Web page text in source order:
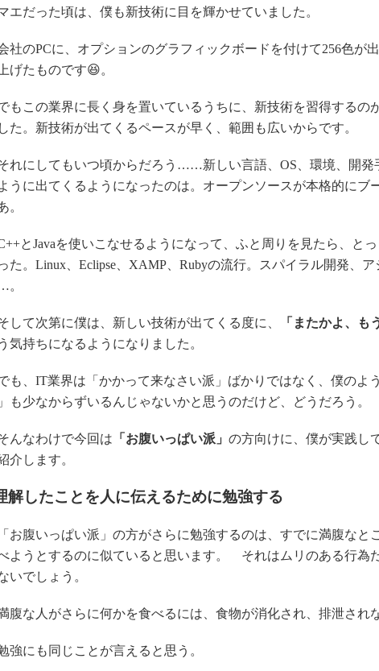
エだった頃は、僕も新技術に目を輝かせていました。
社のPCに、オプションのグラフィックボードを付けて256色が
げたものです😆。
もこの業界に長く身を置いているうちに、新技術を習得するの
た。新技術が出てくるペースが早く、範囲も広いからです。
れにしてもいつ頃からだろう……新しい言語、OS、環境、開発
うに出てくるようになったのは。オープンソースが本格的にブ
。
とJavaを使いこなせるようになって、ふと周りを見たら、と
た。Linux、Eclipse、XAMP、Rubyの流行。スパイラル開発、ア
して次第に僕は、新しい技術が出てくる度に、 「またかよ、も
気持ちになるようになりました。
も、IT業界は「かかって来なさい派」ばかりではなく、僕のよ
も少なからずいるんじゃないかと思うのだけど、どうだろう。
んなわけで今回は 「お腹いっぱい派」 の方向けに、僕が実践し
介します。
解したことを人に伝えるために勉強する
お腹いっぱい派」の方がさらに勉強するのは、すでに満腹なと
ようとするのに似ていると思います。 それはムリのある行為
いでしょう。
腹な人がさらに何かを食べるには、食物が消化され、排泄され
強にも同じことが言えると思う。